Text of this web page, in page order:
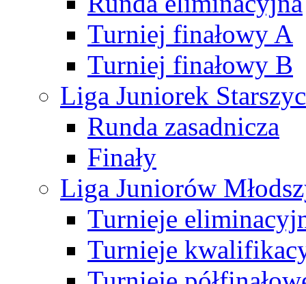
Turniej finałowy A
Turniej finałowy B
Liga Juniorek
Runda zasadnicza
Finały
Liga Juniorów
Turnieje
Turnieje